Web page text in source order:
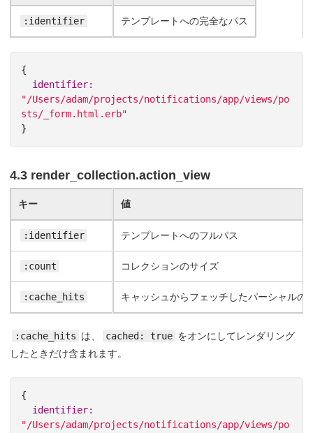
テンプレートへの完全なパス
:identifier
{
"/Users/adam/projects/notifications/app/views/po
sts/_form.html.erb"
}
4.3 render_collection.action_view
値
テンプレートへのフルパス
コレクションのサイズ
キャッシュからフェッチしたパーシャルの
キー
:identifier
:count
:cache_hits
:cache_hits は、 cached: true をオンにしてレンダリング
したときだけ含まれます。
{
"/Users/adam/projects/notifications/app/views/po